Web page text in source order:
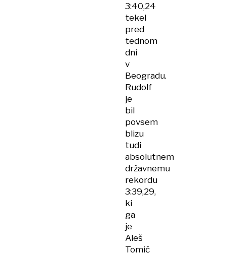
3:40,24
tekel
pred
tednom
dni
v
Beogradu.
Rudolf
je
bil
povsem
blizu
tudi
absolutnem
državnemu
rekordu
3:39,29,
ki
ga
je
Aleš
Tomič